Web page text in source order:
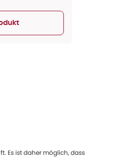
Es ist daher möglich, dass